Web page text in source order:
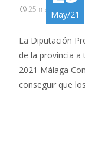
May/21
25 mayo, 2021
La Diputación
de la provincia
2021 Málaga
conseguir que